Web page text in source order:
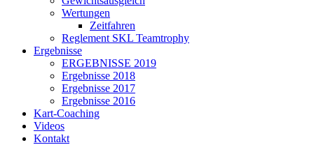
Wertungen
Zeitfahren
Reglement SKL Teamtrophy
Ergebnisse
ERGEBNISSE 2019
Ergebnisse 2018
Ergebnisse 2017
Ergebnisse 2016
Kart-Coaching
Videos
Kontakt